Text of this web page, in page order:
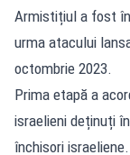
Armistițiul a fost
urma atacului
octombrie 2023.
Prima etapă a
israelieni deținuți
închisori